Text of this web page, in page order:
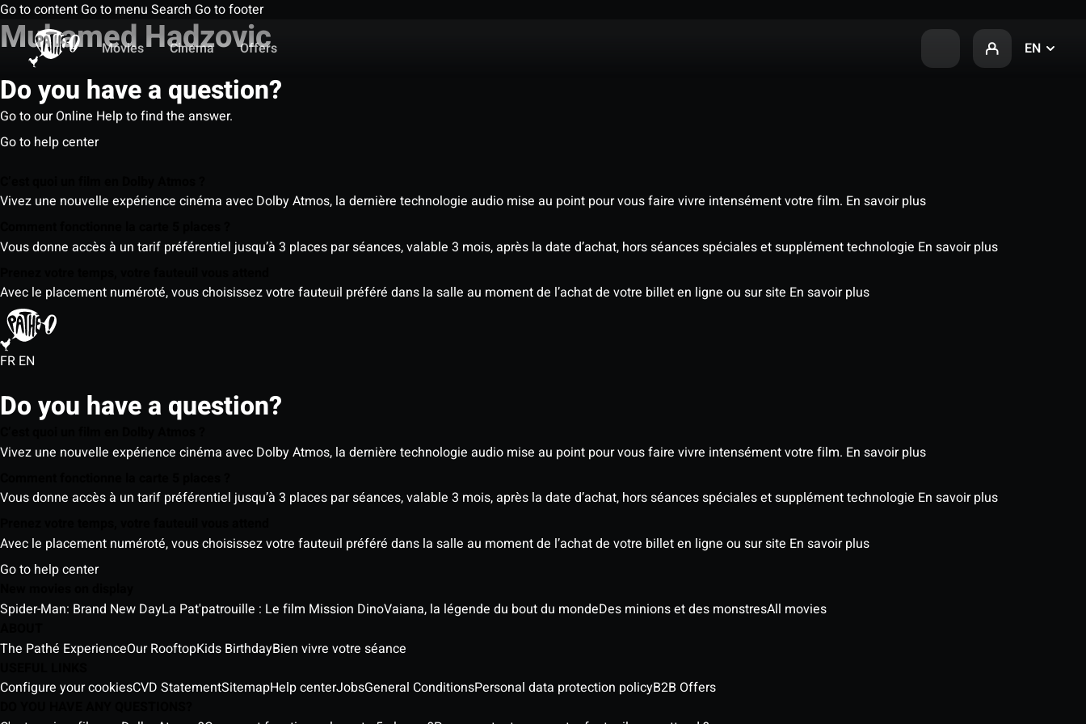
Go to content Go to menu Search Go to footer
Movies
Cinema Offers EN
Muhamed Hadzovic
Do you have a question?
Go to our Online Help to find the answer.
Go to help center
Vivez une nouvelle expérience cinéma avec Dolby Atmos, la dernière technologie audio mise au point pour vous faire vivre intensément votre film. En savoir plus
Vous donne accès à un tarif préférentiel jusqu’à 3 places par séances, valable 3 mois, après la date d’achat, hors séances spéciales et supplément technologie En savoir plus
Avec le placement numéroté, vous choisissez votre fauteuil préféré dans la salle au moment de l’achat de votre billet en ligne ou sur site En savoir plus
FR EN
Do you have a question?
Vivez une nouvelle expérience cinéma avec Dolby Atmos, la dernière technologie audio mise au point pour vous faire vivre intensément votre film. En savoir plus
Vous donne accès à un tarif préférentiel jusqu’à 3 places par séances, valable 3 mois, après la date d’achat, hors séances spéciales et supplément technologie En savoir plus
Avec le placement numéroté, vous choisissez votre fauteuil préféré dans la salle au moment de l’achat de votre billet en ligne ou sur site En savoir plus
Go to help center
Spider-Man: Brand New DayLa Pat'patrouille : Le film Mission DinoVaiana, la légende du bout du mondeDes minions et des monstresAll movies
The Pathé ExperienceOur RooftopKids BirthdayBien vivre votre séance
Configure your cookiesCVD StatementSitemapHelp centerJobsGeneral ConditionsPersonal data protection policyB2B Offers